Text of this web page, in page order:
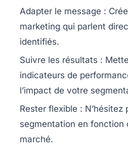
Adapter le message :
marketing qui parlent
identifiés.
Suivre les résultats :
indicateurs de
l’impact de votre
Rester flexible : N’hésitez
segmentation en fonction
marché.